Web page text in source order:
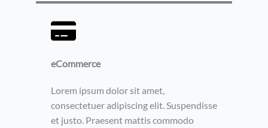
eCommerce​
Lorem ipsum dolor sit amet,
consectetuer adipiscing elit. Suspendisse
et justo. Praesent mattis commodo